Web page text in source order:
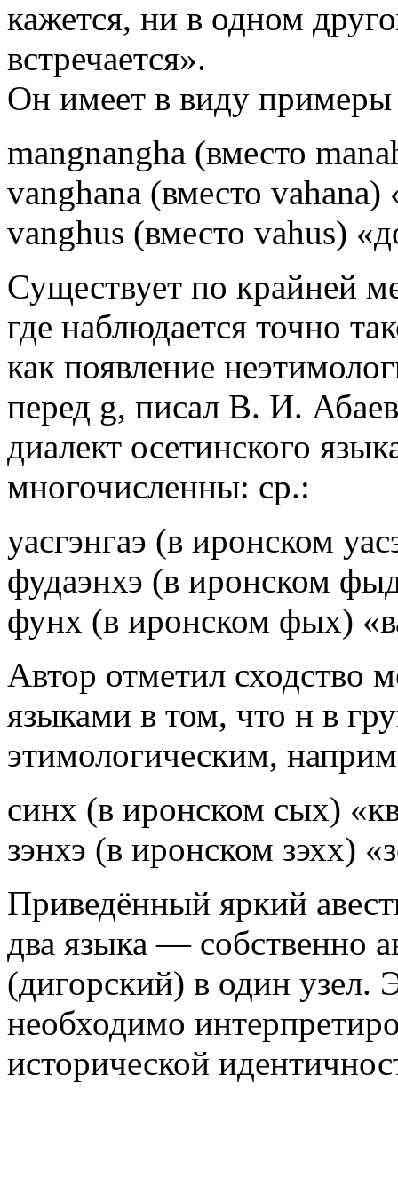
кажется, ни в одном
встречается».
Он имеет в виду примеры
mangnangha (вместо
vanghana (вместо vahana)
vanghus (вместо vahus)
Существует по крайней
где наблюдается точно
как появление
перед g, писал В. И.
диалект осетинского
многочисленны: ср.:
уасгэнгаэ (в иронском
фудаэнхэ (в иронском
фунх (в иронском фых)
Автор отметил сходство
языками в том, что н в
этимологическим,
синх (в иронском сых)
зэнхэ (в иронском зэхх)
Приведённый яркий
два языка — собственно
(дигорский) в один узел.
необходимо
исторической